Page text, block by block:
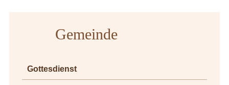
Gemeinde
Gottesdienst